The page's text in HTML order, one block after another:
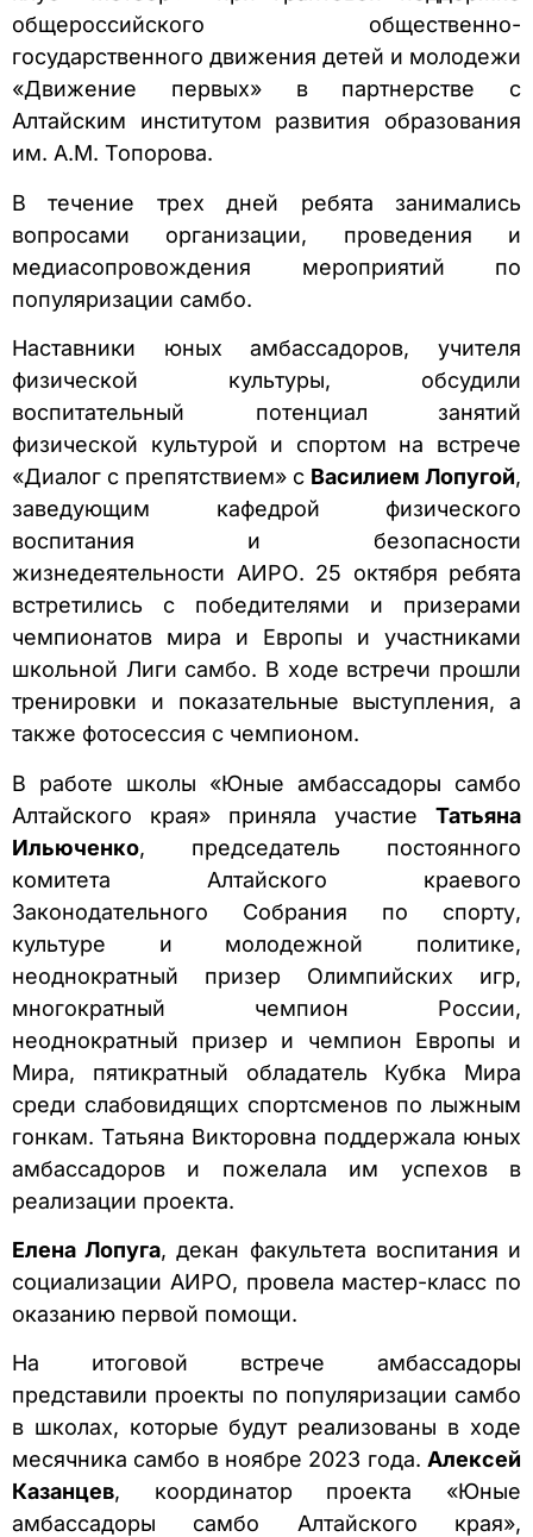
общероссийского общественно-
государственного движения детей и молодежи
«Движение первых» в партнерстве с
Алтайским институтом развития образования
им. А.М. Топорова.
В течение трех дней ребята занимались
вопросами организации, проведения и
медиасопровождения мероприятий по
популяризации самбо.
Наставники юных амбассадоров, учителя
физической культуры, обсудили
воспитательный потенциал занятий
физической культурой и спортом на встрече
«Диалог с препятствием» с Василием Лопугой,
заведующим кафедрой физического
воспитания и безопасности
жизнедеятельности АИРО. 25 октября ребята
встретились с победителями и призерами
чемпионатов мира и Европы и участниками
школьной Лиги самбо. В ходе встречи прошли
тренировки и показательные выступления, а
также фотосессия с чемпионом.
В работе школы «Юные амбассадоры самбо
Алтайского края» приняла участие Татьяна
Ильюченко, председатель постоянного
комитета Алтайского краевого
Законодательного Собрания по спорту,
культуре и молодежной политике,
неоднократный призер Олимпийских игр,
многократный чемпион России,
неоднократный призер и чемпион Европы и
Мира, пятикратный обладатель Кубка Мира
среди слабовидящих спортсменов по лыжным
гонкам. Татьяна Викторовна поддержала юных
амбассадоров и пожелала им успехов в
реализации проекта.
Елена Лопуга, декан факультета воспитания и
социализации АИРО, провела мастер-класс по
оказанию первой помощи.
На итоговой встрече амбассадоры
представили проекты по популяризации самбо
в школах, которые будут реализованы в ходе
месячника самбо в ноябре 2023 года. Алексей
Казанцев, координатор проекта «Юные
амбассадоры самбо Алтайского края»,